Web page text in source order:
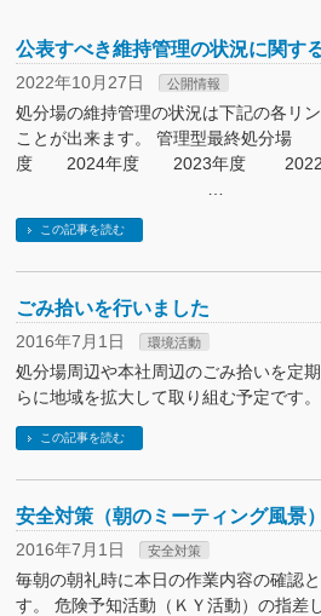
公表すべき維持管理の状況に関す
2022年10月27日 公開情報
処分場の維持管理の状況は下記の各リ
ことが出来ます。 管理型最終処分
度 2024年度 2023年度
この記事を読む
ごみ拾いを行いました
2016年7月1日 環境活動
処分場周辺や本社周辺のごみ拾いを定
らに地域を拡大して取り組む予定です。
この記事を読む
安全対策（朝のミーティング風景）
2016年7月1日 安全対策
毎朝の朝礼時に本日の作業内容の確認
す。 危険予知活動（ＫＹ活動）の指差